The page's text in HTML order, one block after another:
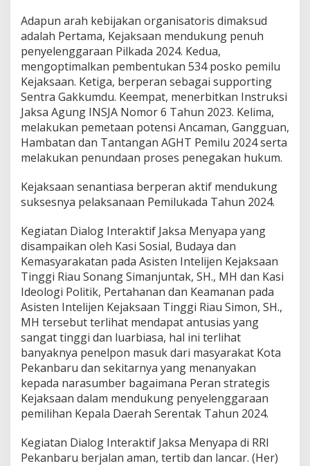
Adapun arah kebijakan organisatoris dimaksud
adalah Pertama, Kejaksaan mendukung penuh
penyelenggaraan Pilkada 2024. Kedua,
mengoptimalkan pembentukan 534 posko pemilu
Kejaksaan. Ketiga, berperan sebagai supporting
Sentra Gakkumdu. Keempat, menerbitkan Instruksi
Jaksa Agung INSJA Nomor 6 Tahun 2023. Kelima,
melakukan pemetaan potensi Ancaman, Gangguan,
Hambatan dan Tantangan AGHT Pemilu 2024 serta
melakukan penundaan proses penegakan hukum.
Kejaksaan senantiasa berperan aktif mendukung
suksesnya pelaksanaan Pemilukada Tahun 2024.
Kegiatan Dialog Interaktif Jaksa Menyapa yang
disampaikan oleh Kasi Sosial, Budaya dan
Kemasyarakatan pada Asisten Intelijen Kejaksaan
Tinggi Riau Sonang Simanjuntak, SH., MH dan Kasi
Ideologi Politik, Pertahanan dan Keamanan pada
Asisten Intelijen Kejaksaan Tinggi Riau Simon, SH.,
MH tersebut terlihat mendapat antusias yang
sangat tinggi dan luarbiasa, hal ini terlihat
banyaknya penelpon masuk dari masyarakat Kota
Pekanbaru dan sekitarnya yang menanyakan
kepada narasumber bagaimana Peran strategis
Kejaksaan dalam mendukung penyelenggaraan
pemilihan Kepala Daerah Serentak Tahun 2024.
Kegiatan Dialog Interaktif Jaksa Menyapa di RRI
Pekanbaru berjalan aman, tertib dan lancar. (Her)